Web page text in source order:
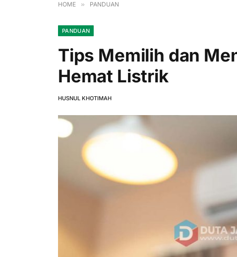
HOME » PANDUAN
PANDUAN
Tips Memilih dan
Hemat Listrik
HUSNUL KHOTIMAH